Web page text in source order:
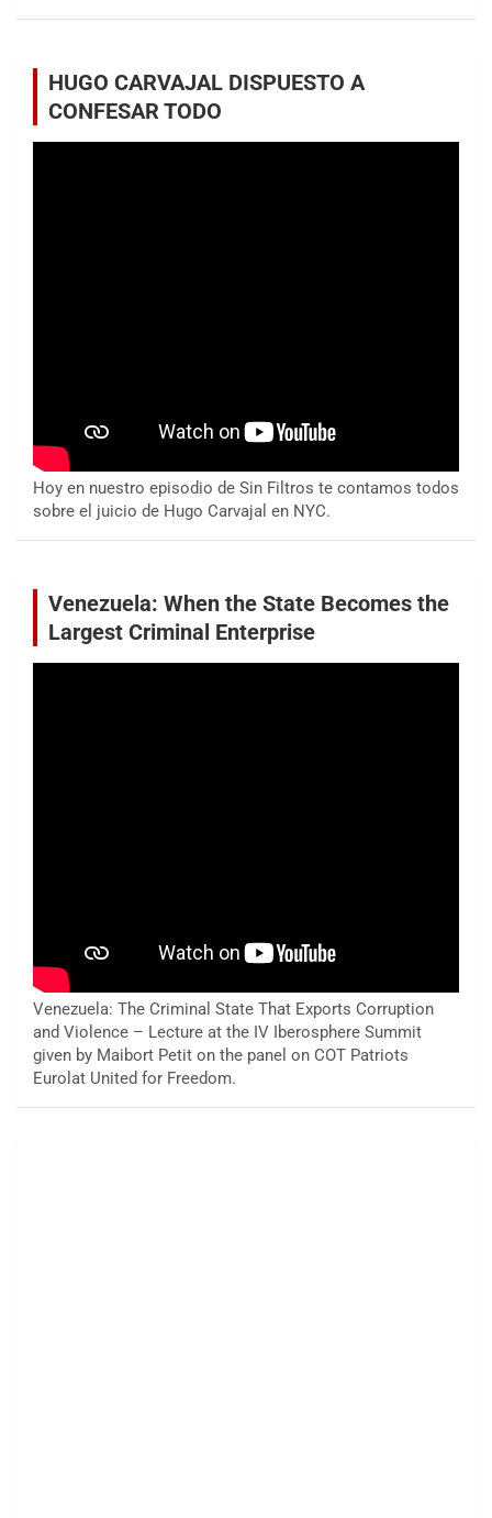
HUGO CARVAJAL DISPUESTO A
CONFESAR TODO
Hoy en nuestro episodio de Sin Filtros te contamos todos
sobre el juicio de Hugo Carvajal en NYC.
Venezuela: When the State Becomes the
Largest Criminal Enterprise
Venezuela: The Criminal State That Exports Corruption
and Violence – Lecture at the IV Iberosphere Summit
given by Maibort Petit on the panel on COT Patriots
Eurolat United for Freedom.